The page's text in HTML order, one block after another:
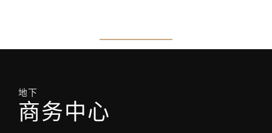
地下
商务中心